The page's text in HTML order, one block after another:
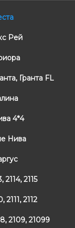
Рей
Гранта FL
4*4
Нива
2115
2112
2109, 21099